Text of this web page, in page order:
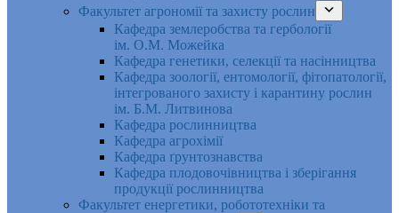
Факультет агрономії та захисту рослин
Кафедра землеробства та гербології
ім. О.М. Можейка
Кафедра генетики, селекції та насінництва
Кафедра зоології, ентомології, фітопатології,
інтегрованого захисту і карантину рослин
ім. Б.М. Литвинова
Кафедра рослинництва
Кафедра агрохімії
Кафедра ґрунтознавства
Кафедра плодовочівництва і зберігання
продукції рослинництва
Факультет енергетики, робототехніки та